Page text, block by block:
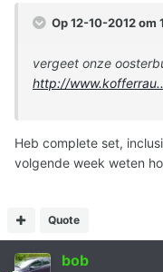
Op 12-10-2012 om
vergeet onze
http://
Heb complete set,
volgende week weten
Quote
bob